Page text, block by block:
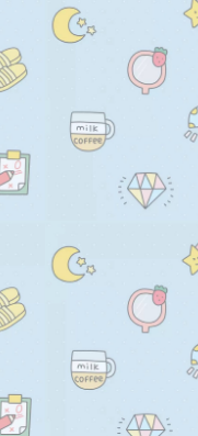
//
//
//
//
//
//
//
for (let
}
};